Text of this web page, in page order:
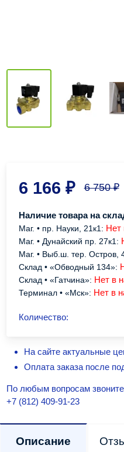
6 166 ₽ 6 750₽
Наличие товара на
Маг. • пр. Науки, 21к1: Нет
Маг. • Дунайский пр. 27к1:
Маг. • Выб.ш. тер. Остров,
Склад • «Обводный 134»:
Склад • «Гатчина»: Нет в
Терминал • «Мск»: Нет в
Количество:
На сайте актуальные
Оплата заказа после
По любым вопросам
+7 (812) 409-91-23
Описание